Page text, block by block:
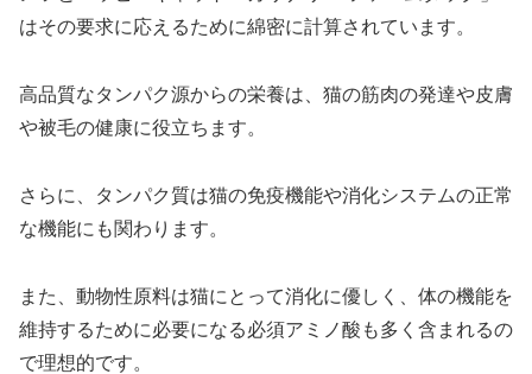
はその要求に応えるために綿密に計算されています。
高品質なタンパク源からの栄養は、猫の筋肉の発達や皮膚
や被毛の健康に役立ちます。
さらに、タンパク質は猫の免疫機能や消化システムの正常
な機能にも関わります。
また、動物性原料は猫にとって消化に優しく、体の機能を
維持するために必要になる必須アミノ酸も多く含まれるの
で理想的です。